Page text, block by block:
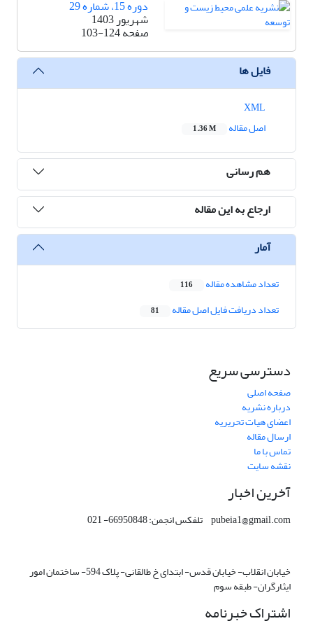
دوره 15، شماره 29
شهریور 1403
صفحه103-124
فایل ها
اصل مقاله
1.36 M
هم رسانی
ارجاع به این مقاله
آمار
تعداد مشاهده مقاله 116
تعداد دریافت فایل اصل مقاله 81
دسترسی سریع
صفحه اصلی
درباره نشریه
اعضای هیات تحریریه
ارسال مقاله
تماس با ما
نقشه سایت
آخرین اخبار
pubeia1@gmail.com تلفکس انجمن: 66950848- 021
خیابان انقلاب- خیابان قدس- ابتدای خ طالقانی- پلاک 594- ساختمان امور
ایثارگران- طبقه سوم
اشتراک خبرنامه